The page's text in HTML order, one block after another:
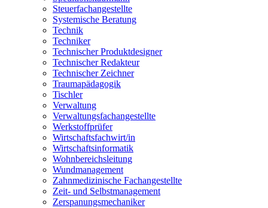
Steuerfachangestellte
Systemische Beratung
Technik
Techniker
Technischer Produktdesigner
Technischer Redakteur
Technischer Zeichner
Traumapädagogik
Tischler
Verwaltung
Verwaltungsfachangestellte
Werkstoffprüfer
Wirtschaftsfachwirt/in
Wirtschaftsinformatik
Wohnbereichsleitung
Wundmanagement
Zahnmedizinische Fachangestellte
Zeit- und Selbstmanagement
Zerspanungsmechaniker